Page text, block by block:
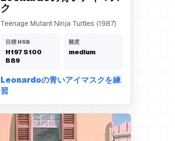
ク
Teenage Mutant Ninja Turtles (1987)
目標 HSB
H197 S100
B89
難度
medium
Leonardoの青いアイマスクを練
習